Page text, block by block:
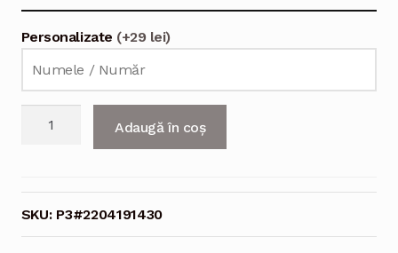
Personalizate (+29 lei)
Adaugă în coș
SKU: P3#2204191430